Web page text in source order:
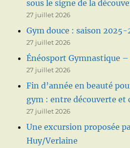
sous le signe de la
27 juillet 2026
Gym douce : saison 2025-
27 juillet 2026
Énéosport Gymnastique –
27 juillet 2026
Fin d’année en beauté
gym : entre découverte et
27 juillet 2026
Une excursion proposée
Huy/Verlaine